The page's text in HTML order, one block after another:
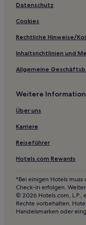
Hotels nahe Fährkai
Xiamen Hotels
Stadtbezirk Jimei:
Hotels nahe Wuchen
Stadtbezirk Huli:
Hotels nahe Sanfang
Hotels nahe Songxi-
Hotels nahe Xiamen
Hotels nahe
Hotels nahe
Hotels nahe Pingtan
Xianyou Hotels
Dongshi Hotels
Datenschutz
Cookies
Rechtliche Hinweise/
Inhaltsrichtlinien und
Allgemeine
Weitere
Über uns
Karriere
Reiseführer
Hotels.com Rewards
*Bei einigen Hotels
Check-in erfolgen.
© 2026 Hotels.com, L.P.,
Rechte vorbehalten.
Handelsmarken oder